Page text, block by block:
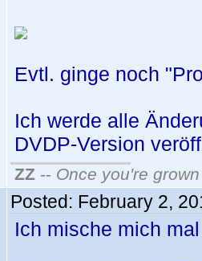
Evtl. ginge noch
Ich werde alle
DVDP-Version
ZZ -- Once you're
Posted: February 2,
Ich mische mich